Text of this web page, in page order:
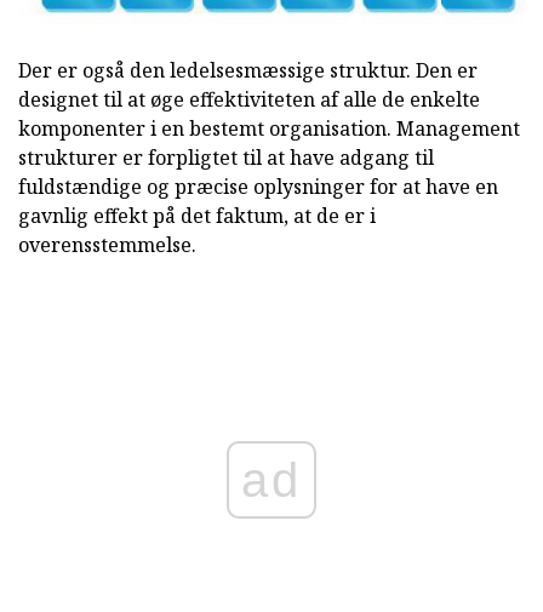
Der er også den ledelsesmæssige struktur. Den er
designet til at øge effektiviteten af alle de enkelte
komponenter i en bestemt organisation. Management
strukturer er forpligtet til at have adgang til
fuldstændige og præcise oplysninger for at have en
gavnlig effekt på det faktum, at de er i
overensstemmelse.
ad